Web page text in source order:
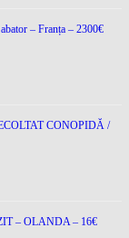
– Franța – 2300€
CONOPIDĂ /
– OLANDA – 16€